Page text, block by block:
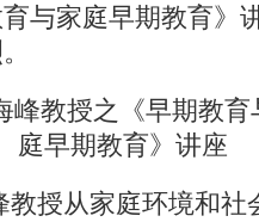
与家庭早期教育》
教授从家庭环境和社